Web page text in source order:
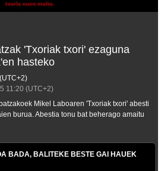
'Txoriak txori' ezaguna
hasteko
(UTC+2)
11:20 (UTC+2)
Mikel Laboaren 'Txoriak txori' abesti
burua. Abestia tonu bat beherago amaitu
BADA, BALITEKE BESTE GAI HAUEK